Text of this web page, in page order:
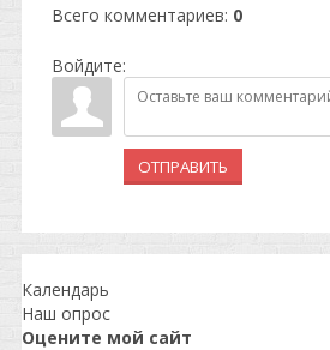
Всего комментариев: 0
Войдите:
ОТПРАВИТЬ
Календарь
Наш опрос
Оцените мой сайт